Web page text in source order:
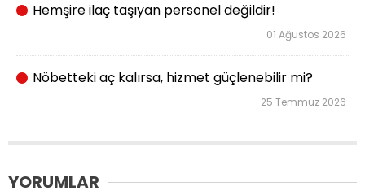
Hemşire ilaç taşıyan personel değildir!
01 Ağustos 2026
Nöbetteki aç kalırsa, hizmet güçlenebilir mi?
25 Temmuz 2026
YORUMLAR